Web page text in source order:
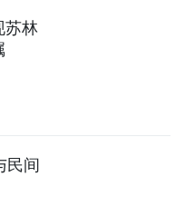
苏林
民间